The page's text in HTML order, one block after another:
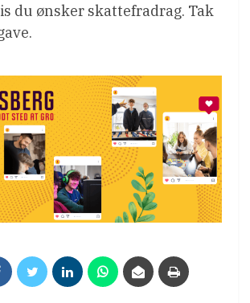
du ønsker skattefradrag. Tak